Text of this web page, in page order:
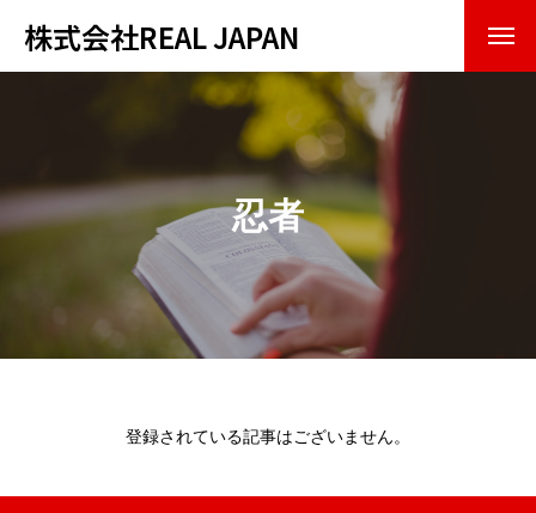
株式会社REAL JAPAN
企業理念
事業内容
忍者
登録されている記事はございません。